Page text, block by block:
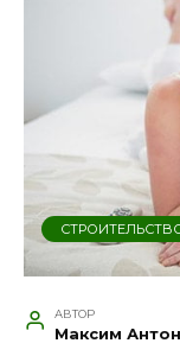
АВТОР
Максим